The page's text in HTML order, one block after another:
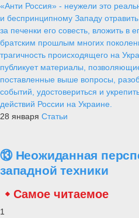
«Анти Россия» - неужели это
и беспринципному Западу
за печенки его совесть, вложить в
братским прошлым многих
трагичность происходящего на
публикует материалы,
поставленные выше вопросы,
событий, удостовериться и
действий России на Украине.
28 января Статьи
⑬ Неожиданная
западной техники
Самое читаемое
1